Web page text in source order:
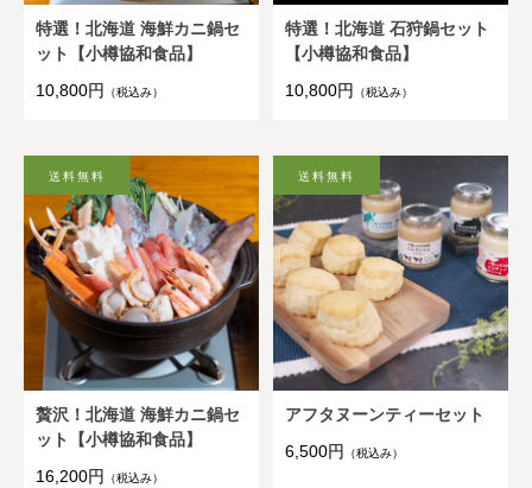
特選！北海道 海鮮カニ鍋セ
ット【小樽協和食品】
10,800円
（税込み）
特選！北海道 石狩鍋セット
【小樽協和食品】
10,800円
（税込み）
贅沢！北海道 海鮮カニ鍋セ
ット【小樽協和食品】
16,200円
（税込み）
アフタヌーンティーセット
6,500円
（税込み）